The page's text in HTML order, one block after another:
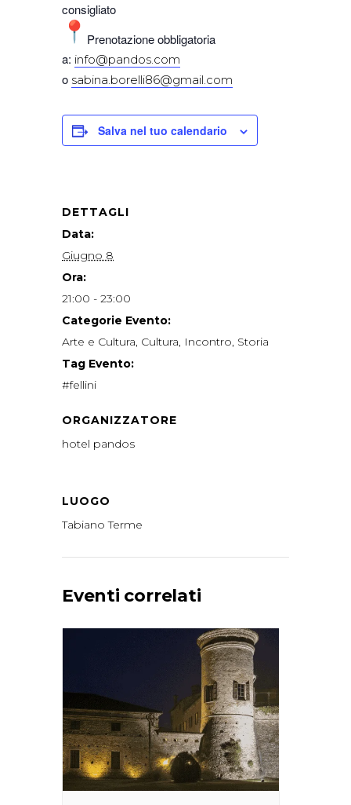
consigliato
Prenotazione obbligatoria
a: info@pandos.com
o sabina.borelli86@gmail.com
Salva nel tuo calendario
DETTAGLI
Data:
Giugno 8
Ora:
21:00 - 23:00
Categorie Evento:
Arte e Cultura, Cultura, Incontro, Storia
Tag Evento:
#fellini
ORGANIZZATORE
hotel pandos
LUOGO
Tabiano Terme
Eventi correlati